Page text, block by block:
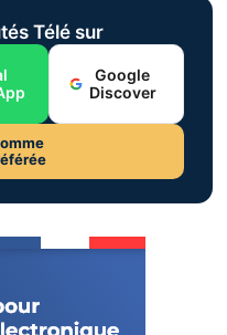
Télé sur
Google
Discover